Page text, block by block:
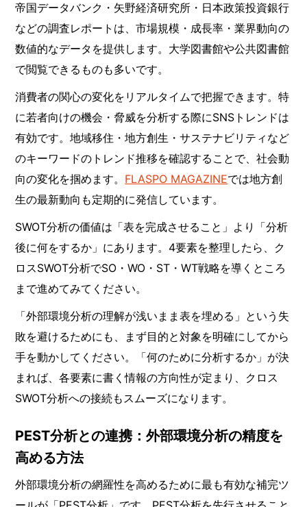
帝国データバンク・矢野経済研究所・日本政策投資銀行
などの調査レポートは、市場規模・成長率・業界動向の
数値的なデータを提供します。大学図書館や公共図書館
で閲覧できるものも多いです。
消費者の関心の変化をリアルタイムで把握できます。特
に若者向けの機会・脅威を分析する際にSNSトレンドは
有効です。地域移住・地方創生・サステナビリティなど
のキーワードのトレンド推移を確認することで、社会動
向の変化を掴めます。 FLASPO MAGAZINEでは地方創
生の最新動向も定期的に発信しています。
SWOT分析の価値は「表を完成させること」より「分析
後に何をするか」にあります。4要素を整理したら、ク
ロスSWOT分析でSO・WO・ST・WT戦略を導くところ
まで進めてみてください。
「外部環境分析の理解が浅いまま表を埋める」という失
敗を避けるためにも、まず目的と対象を明確にしてから
手を動かしてください。「何のために分析するか」が決
まれば、各要素に書く情報の方向性が定まり、クロス
SWOT分析への接続もスムーズになります。
PEST分析との連携：外部環境分析の精度を
高める方法
外部環境分析の網羅性を高めるために最も有効な補完ツ